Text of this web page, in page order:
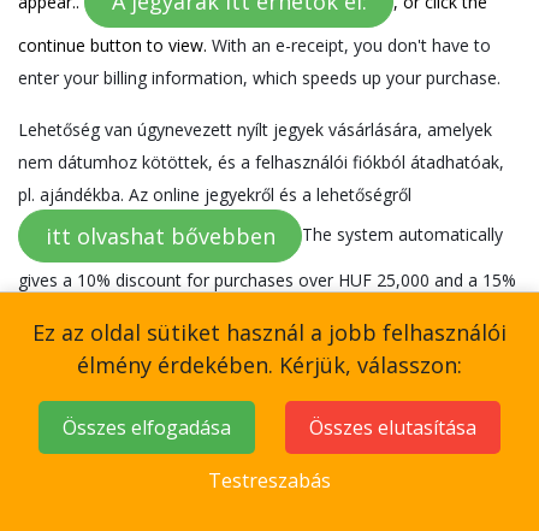
continue button to view. With an e-receipt, you don't have to
enter your billing information, which speeds up your purchase.
Lehetőség van úgynevezett nyílt jegyek vásárlására, amelyek
nem dátumhoz kötöttek, és a felhasználói fiókból átadhatóak,
pl. ajándékba. Az online jegyekről és a lehetőségről
itt olvashat bővebben
The system automatically
gives a 10% discount for purchases over HUF 25,000 and a 15%
If you purchase a ticket for both the speedboat and any of our
Talisman cruise programs, we will give you a Dotto sightseeing
ticket as a gift.
Gyakran ismételt kérdések és segítség a
Ez az oldal sütiket használ a jobb felhasználói
élmény érdekében. Kérjük, válasszon:
Összes elfogadása
Összes elutasítása
Testreszabás